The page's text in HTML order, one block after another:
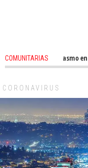
COMUNITARIAS
entusiasmo en el
CORONAVIRUS